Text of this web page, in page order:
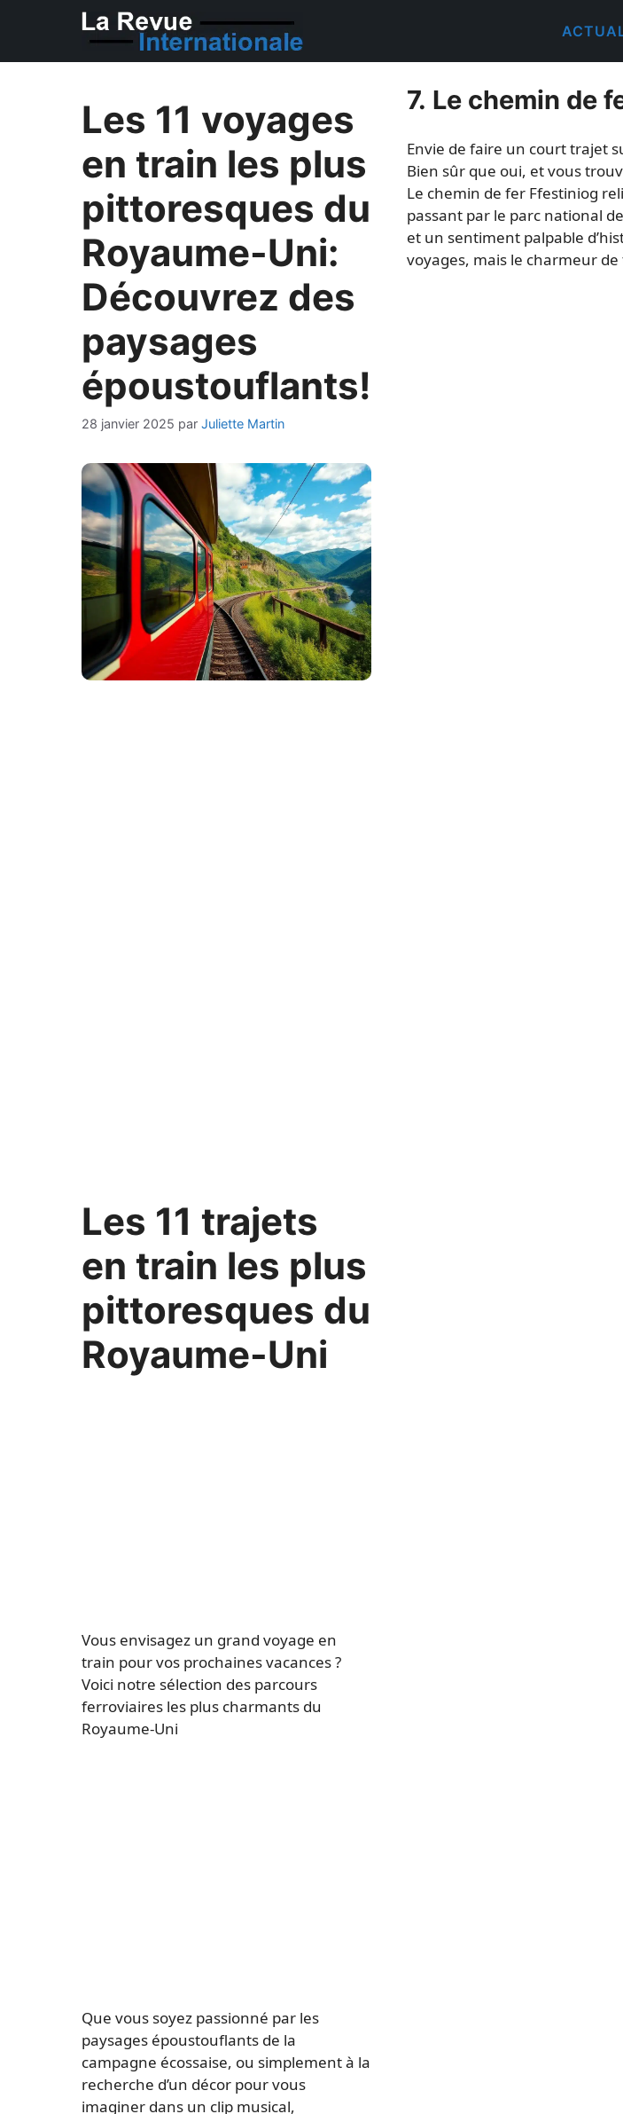
Les 11 voyages
en train les plus
pittoresques du
Royaume-Uni:
Découvrez des
paysages
époustouflants!
28 janvier 2025 par Juliette Martin
Les 11 trajets
en train les plus
pittoresques du
Royaume-Uni
Vous envisagez un grand voyage en
train pour vos prochaines vacances ?
Voici notre sélection des parcours
ferroviaires les plus charmants du
Royaume-Uni
Que vous soyez passionné par les
paysages époustouflants de la
campagne écossaise, ou simplement à la
recherche d’un décor pour vous
imaginer dans un clip musical,
7. Le chemin de
Envie de faire un court trajet
Bien sûr que oui, et vous
Le chemin de fer Ffestiniog
passant par le parc national
et un sentiment palpable
voyages, mais le charmeur